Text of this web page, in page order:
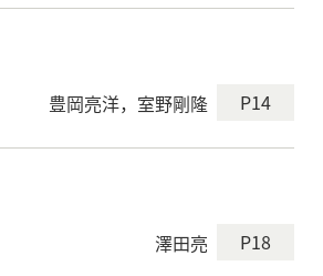
豊岡亮洋，室野剛隆 P14
澤田亮 P18